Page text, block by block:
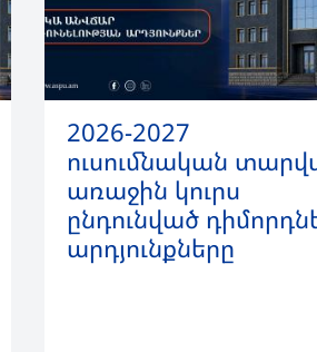
2026-2027
ուսումնական
առաջին կուրս
ընդունված
արդյունքները